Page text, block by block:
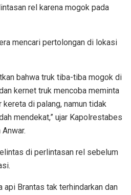
rel karena mogok pada
mencari pertolongan di lokasi
bahwa truk tiba-tiba mogok di
kernet truk mencoba meminta
kereta di palang, namun tidak
mendekat,” ujar Kapolrestabes
di perlintasan rel sebelum
api Brantas tak terhindarkan dan